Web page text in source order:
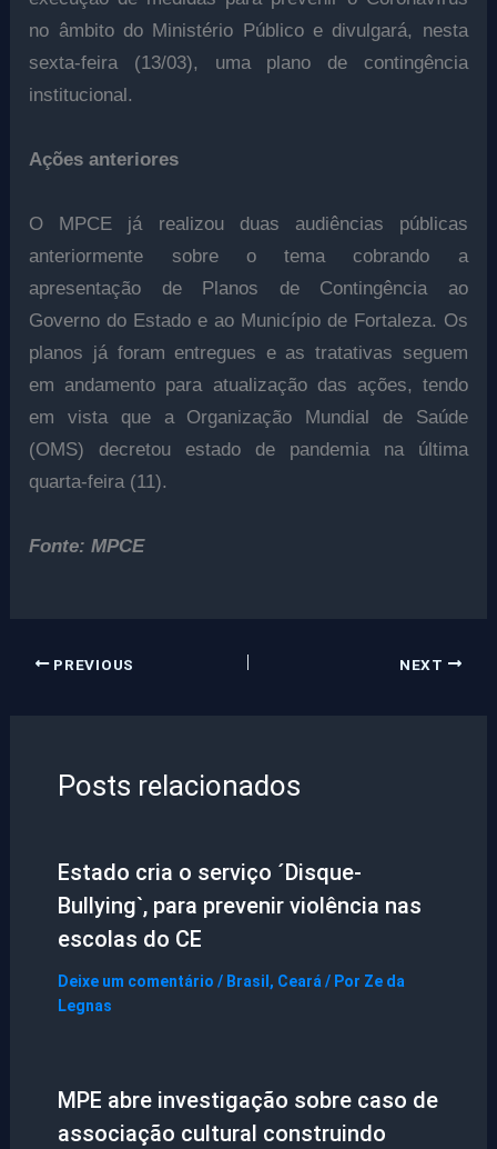
no âmbito do Ministério Público e divulgará, nesta
sexta-feira (13/03), uma plano de contingência
institucional.
Ações anteriores
O MPCE já realizou duas audiências públicas
anteriormente sobre o tema cobrando a
apresentação de Planos de Contingência ao
Governo do Estado e ao Município de Fortaleza. Os
planos já foram entregues e as tratativas seguem
em andamento para atualização das ações, tendo
em vista que a Organização Mundial de Saúde
(OMS) decretou estado de pandemia na última
quarta-feira (11).
Fonte: MPCE
PREVIOUS NEXT
Posts relacionados
Estado cria o serviço ´Disque-
Bullying`, para prevenir violência nas
escolas do CE
Deixe um comentário / Brasil , Ceará/ Por Ze da
Legnas
MPE abre investigação sobre caso de
associação cultural construindo